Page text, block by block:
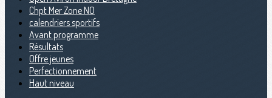
Chpt Mer Zone NO
calendriers sportifs
Avant programme
Résultats
Offre jeunes
Perfectionnement
Haut niveau